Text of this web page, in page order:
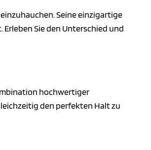
Seine einzigartige
Sie den Unterschied und
hochwertiger
den perfekten Halt zu